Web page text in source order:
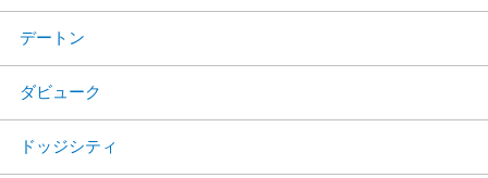
デートン
ダビューク
ドッジシティ